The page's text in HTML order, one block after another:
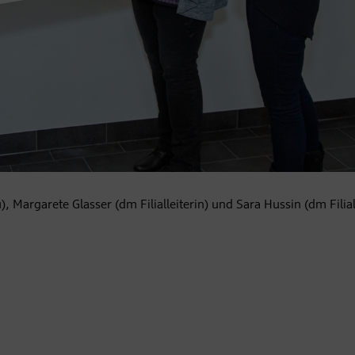
Margarete Glasser (dm Filialleiterin) und Sara Hussin (dm